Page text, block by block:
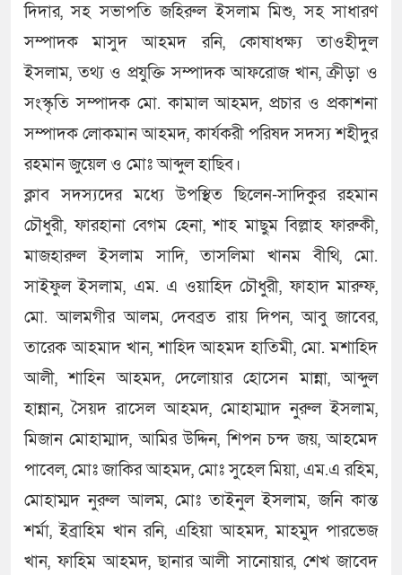
দিদার, সহ সভাপতি জহিরুল ইসলাম মিশু, সহ সাধারণ
সম্পাদক মাসুদ আহমদ রনি, কোষাধক্ষ্য তাওহীদুল
ইসলাম, তথ্য ও প্রযুক্তি সম্পাদক আফরোজ খান, ক্রীড়া ও
সংস্কৃতি সম্পাদক মো. কামাল আহমদ, প্রচার ও প্রকাশনা
সম্পাদক লোকমান আহমদ, কার্যকরী পরিষদ সদস্য শহীদুর
রহমান জুয়েল ও মোঃ আব্দুল হাছিব।
ক্লাব সদস্যদের মধ্যে উপস্থিত ছিলেন-সাদিকুর রহমান
চৌধুরী, ফারহানা বেগম হেনা, শাহ মাছুম বিল্লাহ ফারুকী,
মাজহারুল ইসলাম সাদি, তাসলিমা খানম বীথি, মো.
সাইফুল ইসলাম, এম. এ ওয়াহিদ চৌধুরী, ফাহাদ মারুফ,
মো. আলমগীর আলম, দেবব্রত রায় দিপন, আবু জাবের,
তারেক আহমাদ খান, শাহিদ আহমদ হাতিমী, মো. মশাহিদ
আলী, শাহিন আহমদ, দেলোয়ার হোসেন মান্না, আব্দুল
হান্নান, সৈয়দ রাসেল আহমদ, মোহাম্মাদ নুরুল ইসলাম,
মিজান মোহাম্মাদ, আমির উদ্দিন, শিপন চন্দ জয়, আহমেদ
পাবেল, মোঃ জাকির আহমদ, মোঃ সুহেল মিয়া, এম.এ রহিম,
মোহাম্মদ নুরুল আলম, মোঃ তাইনুল ইসলাম, জনি কান্ত
শৰ্মা, ইব্রাহিম খান রনি, এহিয়া আহমদ, মাহমুদ পারভেজ
খান, ফাহিম আহমদ, ছানার আলী সানোয়ার, শেখ জাবেদ